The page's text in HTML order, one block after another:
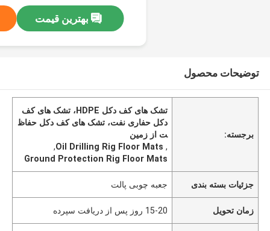
بهترین قیمت
توضیحات محصول
برجسته:
تشک های کف دکل HDPE، تشک های کف
دکل حفاری نفت، تشک های کف دکل حفاظ
ت از زمین
,
Oil Drilling Rig Floor Mats
,
Ground Protection Rig Floor Mats
جزئیات بسته بندی جعبه چوبی پالت
زمان تحویل 15-20 روز پس از دریافت سپرده